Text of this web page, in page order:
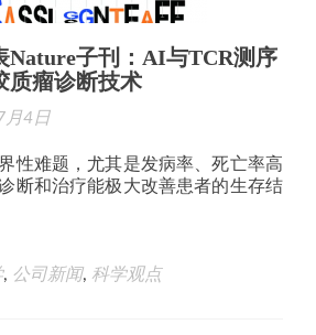
Nature子刊：AI与TCR测序
质瘤诊断技术
月4日
性难题，尤其是发病率、死亡率高
断和治疗能极大改善患者的生存结
, 公司新闻, 科学观点